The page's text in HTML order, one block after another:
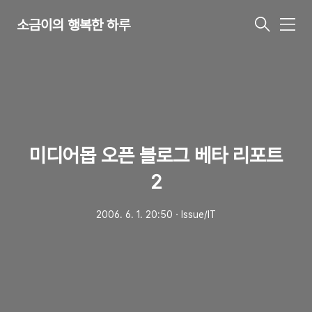
소금이의 행복한 하루
메
미디어몹 오픈 블로그 베타 리포트
2
2006. 6. 1. 20:50 ㆍ Issue/IT